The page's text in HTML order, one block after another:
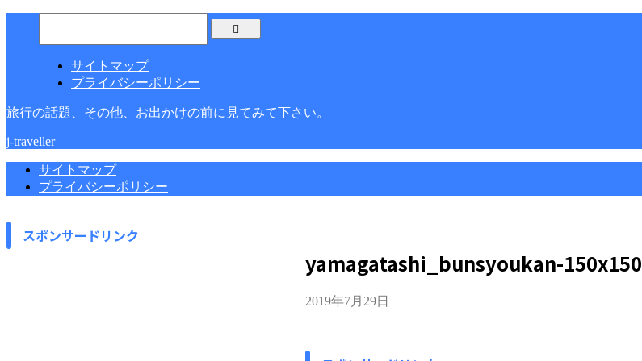
サイトマップ
プライバシーポリシー
旅行の話題、その他、お出かけの前に見てみて下さい。
j-traveller
サイトマップ
プライバシーポリシー
yamagatashi_bunsyoukan-150x150
2019年7月29日
スポンサードリンク